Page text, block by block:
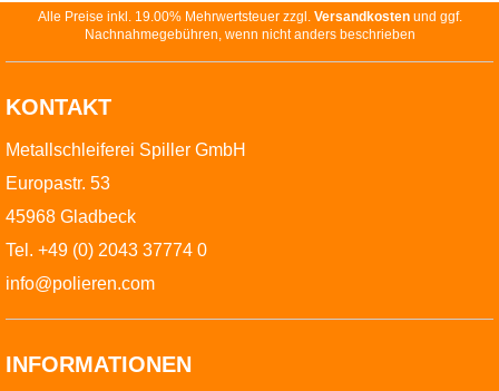
Alle Preise inkl. 19.00% Mehrwertsteuer zzgl. Versandkostenund ggf.
Nachnahmegebühren, wenn nicht anders beschrieben
KONTAKT
Metallschleiferei Spiller GmbH
Europastr. 53
45968 Gladbeck
Tel. +49 (0) 2043 37774 0
info@polieren.com
INFORMATIONEN